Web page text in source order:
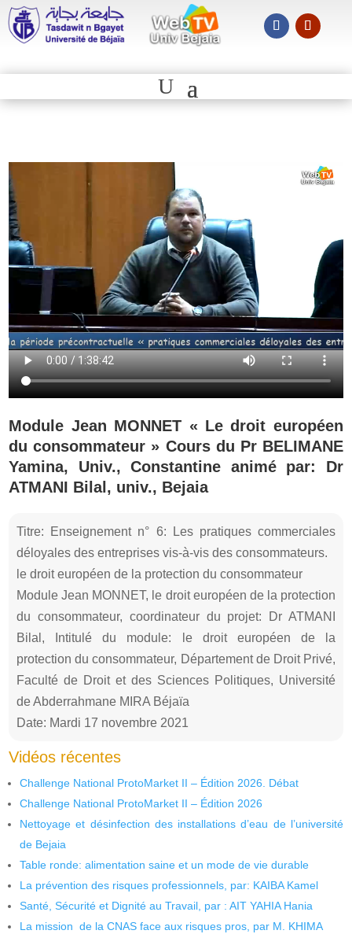
Module Jean MONNET « Le droit européen
du consommateur » Cours du Pr BELIMANE
Yamina, Univ., Constantine animé par: Dr
ATMANI Bilal, univ., Bejaia
Titre: Enseignement n° 6: Les pratiques commerciales
déloyales des entreprises vis-à-vis des consommateurs.
le droit européen de la protection du consommateur
Module Jean MONNET, le droit européen de la protection
du consommateur, coordinateur du projet: Dr ATMANI
Bilal, Intitulé du module: le droit européen de la
protection du consommateur, Département de Droit Privé,
Faculté de Droit et des Sciences Politiques, Université
de Abderrahmane MIRA Béjaïa
Date: Mardi 17 novembre 2021
Vidéos récentes
Challenge National ProtoMarket II – Édition 2026. Débat
Challenge National ProtoMarket II – Édition 2026
Nettoyage et désinfection des installations d’eau de l’université
de Bejaia
Table ronde: alimentation saine et un mode de vie durable
La prévention des risques professionnels, par: KAIBA Kamel
Santé, Sécurité et Dignité au Travail, par : AIT YAHIA Hania
La mission de la CNAS face aux risques pros, par M. KHIMA